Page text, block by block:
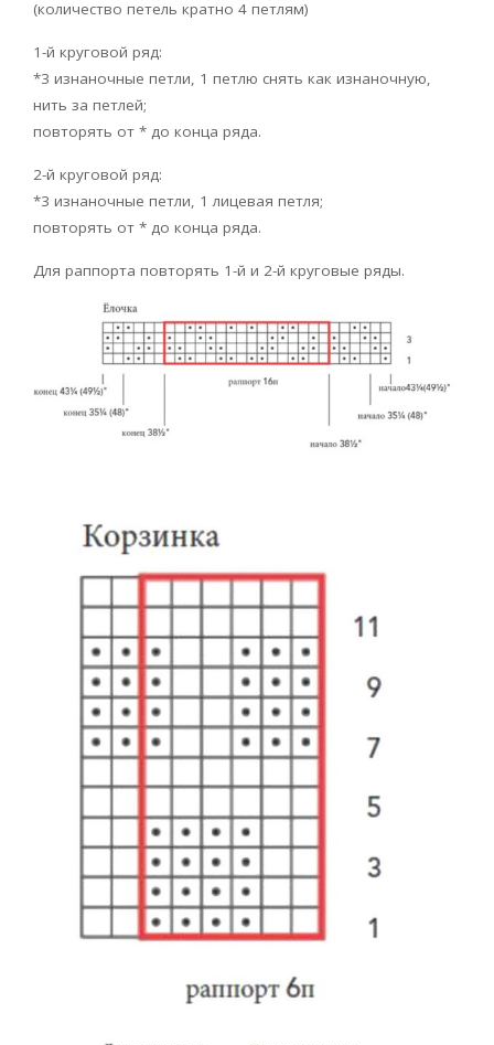
(количество петель кратно 4 петлям)
1-й круговой ряд:
*3 изнаночные петли, 1 петлю снять как изнаночную,
нить за петлей;
повторять от * до конца ряда.
2-й круговой ряд:
*3 изнаночные петли, 1 лицевая петля;
повторять от * до конца ряда.
Для раппорта повторять 1-й и 2-й круговые ряды.